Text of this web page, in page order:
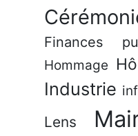
Finances
Hommage
Industrie
Lens